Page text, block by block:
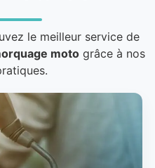
le meilleur service de
motogrâce à nos